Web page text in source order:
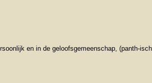
en in de geloofsgemeenschap, (panth-